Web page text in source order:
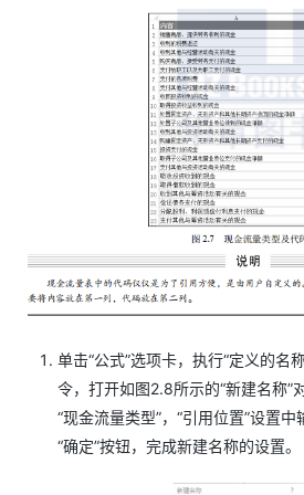
单击“公式”选项卡，执行“定义的名
令，打开如图2.8所示的“新建名称”
“现金流量类型”，“引用位置”设置
“确定”按钮，完成新建名称的设置。